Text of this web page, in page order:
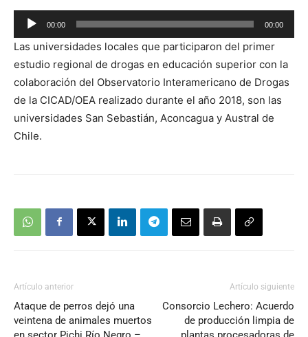
Reproductor
de
audio
00:00 00:00
Las universidades locales que participaron del primer
estudio regional de drogas en educación superior con la
colaboración del Observatorio Interamericano de Drogas
de la CICAD/OEA realizado durante el año 2018, son las
universidades San Sebastián, Aconcagua y Austral de
Chile.
Artículo anterior
Ataque de perros dejó una
veintena de animales muertos
Artículo siguiente
Consorcio Lechero: Acuerdo
de producción limpia de